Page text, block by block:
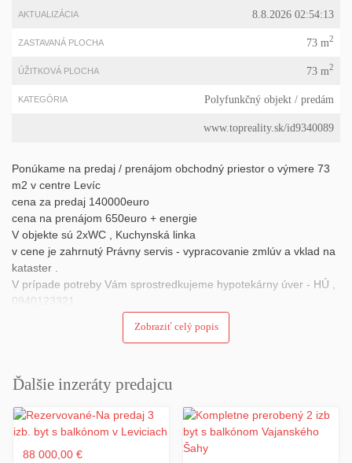
AKTUALIZÁCIA 8.8.2026 02:54:13
ZASTAVANÁ PLOCHA 73 m2
ÚŽITKOVÁ PLOCHA 73 m2
KATEGÓRIA Polyfunkčný objekt / predám
www.topreality.sk/id9340089
Ponúkame na predaj / prenájom obchodný priestor o výmere 73
m2 v centre Levíc
cena za predaj 140000euro
cena na prenájom 650euro + energie
V objekte sú 2xWC , Kuchynská linka
v cene je zahrnutý Právny servis - vypracovanie zmlúv a vklad na
kataster .
V prípade potreby Vám sprostredkujeme hypotekárny úver - HÚ ,
0940123321
Zobraziť celý popis
Ďalšie inzeráty predajcu
88 000,00 €